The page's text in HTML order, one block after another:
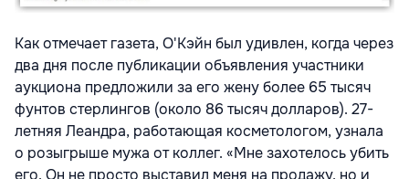
Как отмечает газета, О'Кэйн был удивлен, когда через
два дня после публикации объявления участники
аукциона предложили за его жену более 65 тысяч
фунтов стерлингов (около 86 тысяч долларов). 27-
летняя Леандра, работающая косметологом, узнала
о розыгрыше мужа от коллег. «Мне захотелось убить
его. Он не просто выставил меня на продажу, но и